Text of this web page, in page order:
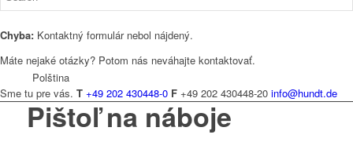
Polština
Chyba: Kontaktný formulár nebol nájdený.
Máte nejaké otázky? Potom nás neváhajte kontaktovať.
Sme tu pre vás. T +49 202 430448-0 F +49 202 430448-20 info@hundt.de
Pištoľ na náboje